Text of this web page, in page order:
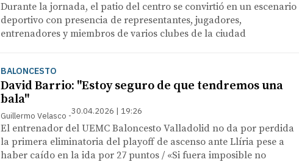
Durante la jornada, el patio del centro se convirtió en un escenario
deportivo con presencia de representantes, jugadores,
entrenadores y miembros de varios clubes de la ciudad
BALONCESTO
David Barrio: "Estoy seguro de que tendremos una
bala"
Guillermo Velasco 30.04.2026 | 19:26
El entrenador del UEMC Baloncesto Valladolid no da por perdida
la primera eliminatoria del playoff de ascenso ante Llíria pese a
haber caído en la ida por 27 puntos / «Si fuera imposible no